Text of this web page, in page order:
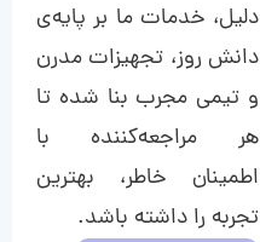
دلیل، خدمات ما بر پایه‌ی
دانش روز، تجهیزات مدرن
و تیمی مجرب بنا شده تا
هر مراجعه‌کننده با
اطمینان خاطر، بهترین
تجربه را داشته باشد.